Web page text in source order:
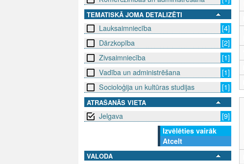
TEMATISKĀ JOMA DETALIZĒTI
Lauksaimniecība
[4]
Dārzkopība
[2]
Zivsaimniecība
[1]
Vadība un administrēšana
[1]
Socioloģija un kultūras studijas
[1]
ATRAŠANĀS VIETA
Jelgava
[9]
Izvēlēties vairāk
Atcelt
VALODA